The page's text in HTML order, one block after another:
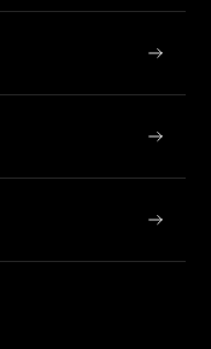
360 Docs
colectiva,
25, 2020